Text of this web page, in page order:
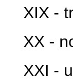
XIX -
XX -
XXI -